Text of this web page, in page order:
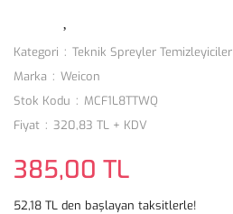
Kategori
Teknik Spreyler Temizleyiciler
Marka
Weicon
Stok Kodu
MCF1L8TTWQ
Fiyat
320,83 TL + KDV
385,00 TL
52,18 TL den başlayan taksitlerle!